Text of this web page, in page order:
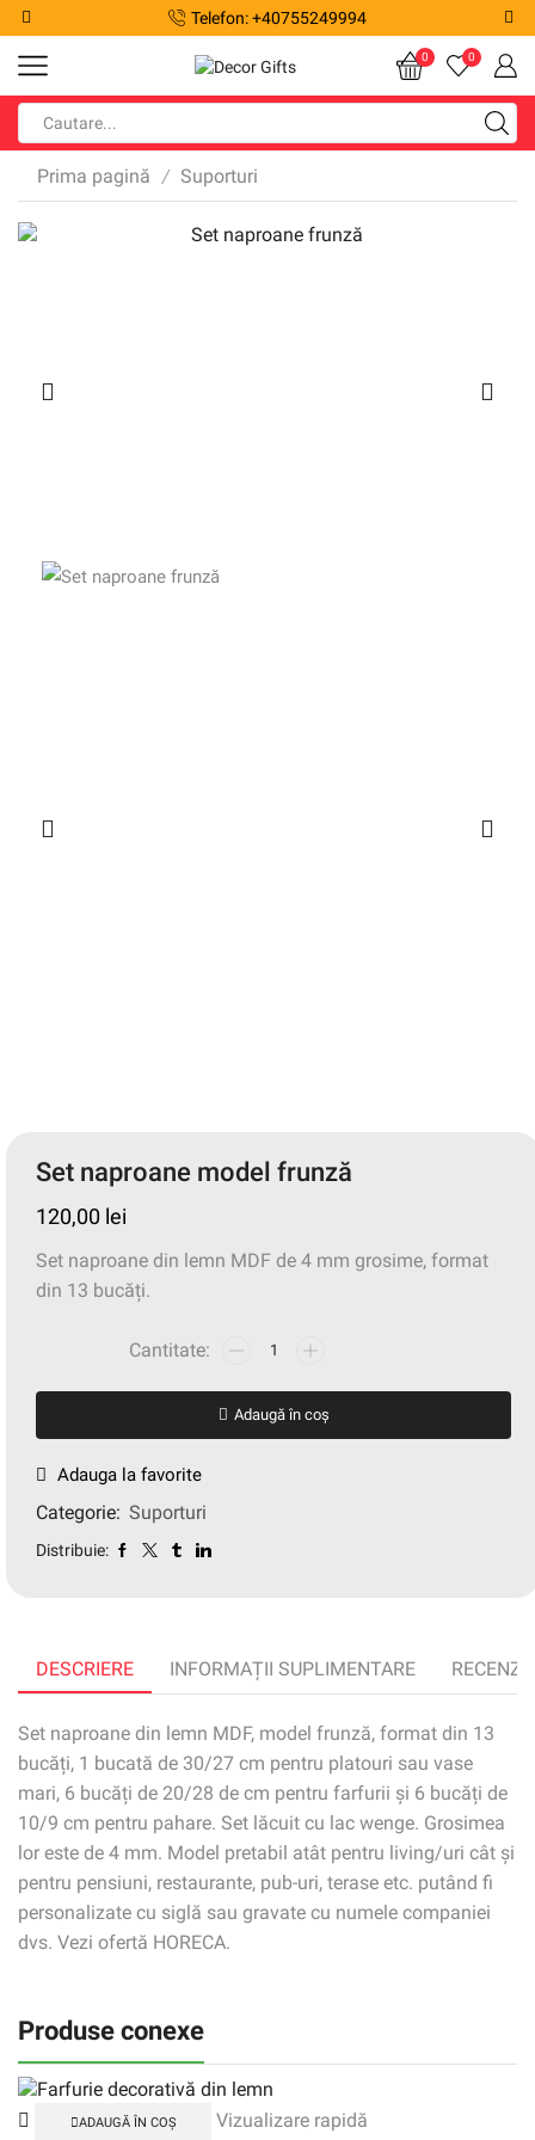
Telefon: +40755249994
0 0
Prima pagină / Suporturi
Set naproane model frunză
120,00 lei
Set naproane din lemn MDF de 4 mm grosime, format
din 13 bucăți.
Adaugă în coș
Adauga la favorite
Categorie: Suporturi
Distribuie:
DESCRIERE INFORMAȚII SUPLIMENTARE
Set naproane din lemn MDF, model frunză, format din 13
bucăți, 1 bucată de 30/27 cm pentru platouri sau vase
mari, 6 bucăți de 20/28 de cm pentru farfurii și 6 bucăți de
10/9 cm pentru pahare. Set lăcuit cu lac wenge. Grosimea
lor este de 4 mm. Model pretabil atât pentru living/uri cât și
pentru pensiuni, restaurante, pub-uri, terase etc. putând fi
personalizate cu siglă sau gravate cu numele companiei
dvs. Vezi ofertă HORECA.
Produse conexe
ADAUGĂ ÎN COȘ Vizualizare rapidă